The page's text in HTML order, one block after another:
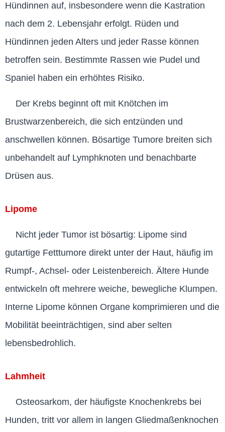
Hündinnen auf, insbesondere wenn die Kastration
nach dem 2. Lebensjahr erfolgt. Rüden und
Hündinnen jeden Alters und jeder Rasse können
betroffen sein. Bestimmte Rassen wie Pudel und
Spaniel haben ein erhöhtes Risiko.
Der Krebs beginnt oft mit Knötchen im
Brustwarzenbereich, die sich entzünden und
anschwellen können. Bösartige Tumore breiten sich
unbehandelt auf Lymphknoten und benachbarte
Drüsen aus.
Lipome
Nicht jeder Tumor ist bösartig: Lipome sind
gutartige Fetttumore direkt unter der Haut, häufig im
Rumpf-, Achsel- oder Leistenbereich. Ältere Hunde
entwickeln oft mehrere weiche, bewegliche Klumpen.
Interne Lipome können Organe komprimieren und die
Mobilität beeinträchtigen, sind aber selten
lebensbedrohlich.
Lahmheit
Osteosarkom, der häufigste Knochenkrebs bei
Hunden, tritt vor allem in langen Gliedmaßenknochen